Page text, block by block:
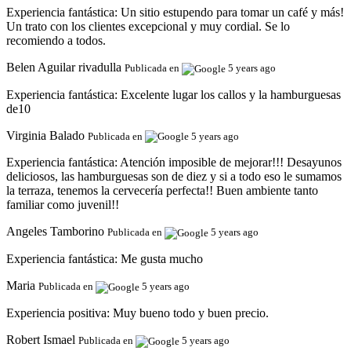
Experiencia fantástica: Un sitio estupendo para tomar un café y más!
Un trato con los clientes excepcional y muy cordial. Se lo
recomiendo a todos.
Belen Aguilar rivadulla Publicada en 5 years ago
Experiencia fantástica: Excelente lugar los callos y la hamburguesas
de10
Virginia Balado Publicada en 5 years ago
Experiencia fantástica: Atención imposible de mejorar!!! Desayunos
deliciosos, las hamburguesas son de diez y si a todo eso le sumamos
la terraza, tenemos la cervecería perfecta!! Buen ambiente tanto
familiar como juvenil!!
Angeles Tamborino Publicada en 5 years ago
Experiencia fantástica: Me gusta mucho
Maria Publicada en 5 years ago
Experiencia positiva: Muy bueno todo y buen precio.
Robert Ismael Publicada en 5 years ago